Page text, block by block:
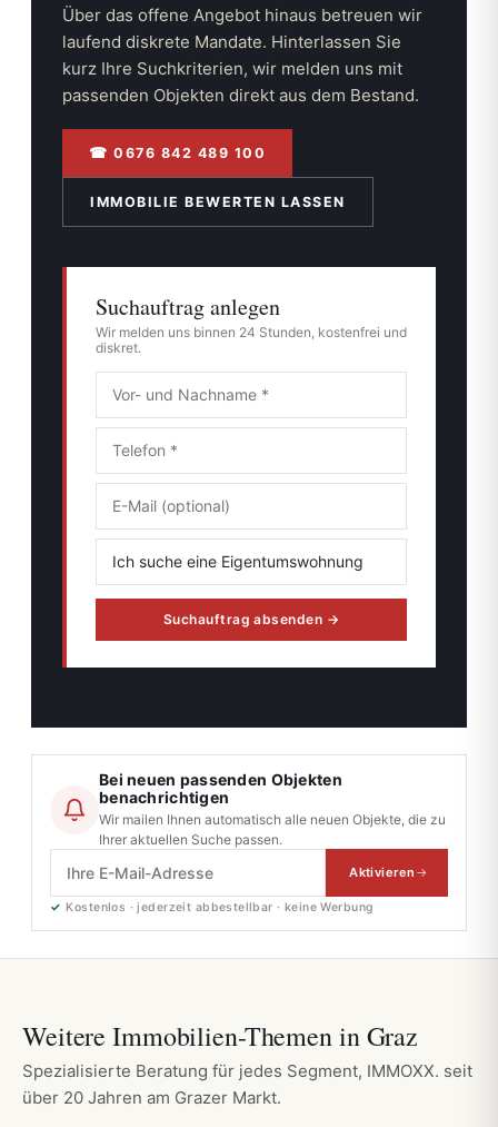
Über das offene Angebot hinaus betreuen wir
laufend diskrete Mandate. Hinterlassen Sie
kurz Ihre Suchkriterien, wir melden uns mit
passenden Objekten direkt aus dem Bestand.
☎ 0676 842 489 100
IMMOBILIE BEWERTEN LASSEN
Suchauftrag anlegen
Wir melden uns binnen 24 Stunden, kostenfrei und
diskret.
Suchauftrag absenden →
Bei neuen passenden Objekten
benachrichtigen
Wir mailen Ihnen automatisch alle neuen Objekte, die zu
Ihrer aktuellen Suche passen.
Aktivieren
✓ Kostenlos · jederzeit abbestellbar · keine Werbung
Weitere Immobilien-Themen in Graz
Spezialisierte Beratung für jedes Segment, IMMOXX. seit
über 20 Jahren am Grazer Markt.